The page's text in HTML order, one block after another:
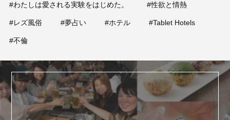
#わたしは愛される実験をはじめた。 #性欲と情熱
#レズ風俗 #夢占い #ホテル #Tablet Hotels
#不倫